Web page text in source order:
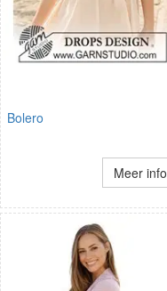
Bolero
Meer info